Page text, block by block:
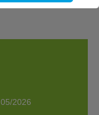
05/2026